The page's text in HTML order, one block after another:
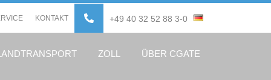
KONTAKT +49 40 32 52 88 3-0
ZOLL ÜBER CGATE